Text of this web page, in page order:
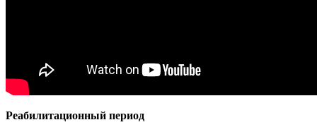
Реабилитационный период